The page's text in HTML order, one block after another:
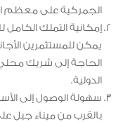
الجمركية على معظم
إمكانية التملك
الحاجة إلى شريك
الدولية.
سهولة الوصول إلى
بالقرب من ميناء جبل